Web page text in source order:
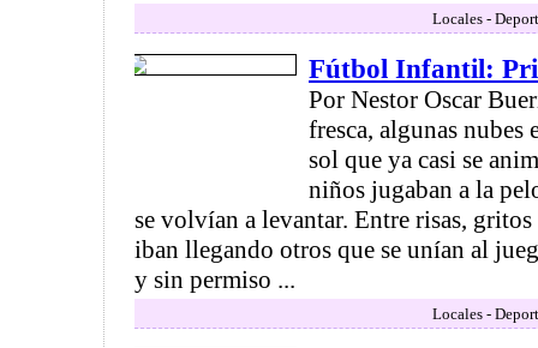
Locales -
Fútbol Infantil:
Por Nestor Oscar
fresca, algunas nubes
sol que ya casi se
niños jugaban a la
se volvían a levantar. Entre risas,
iban llegando otros que se unían al
y sin permiso ...
Locales -